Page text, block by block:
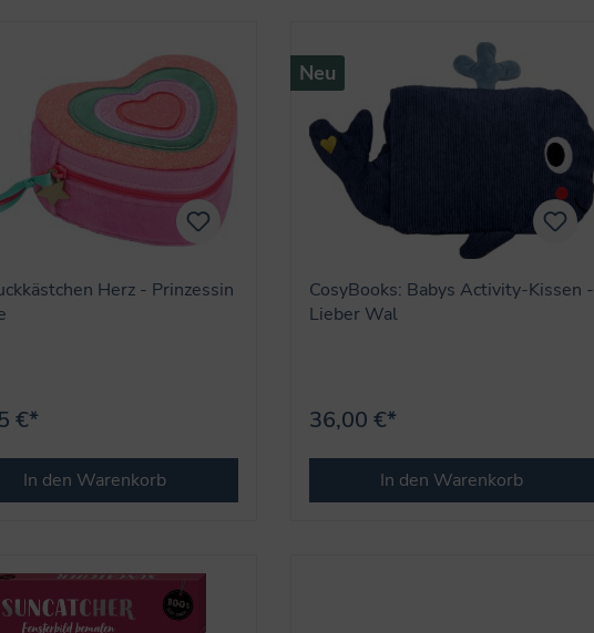
Herz - Prinzessin
€*
In den Warenkorb
Neu
CosyBooks: Babys Activity-Kissen -
Lieber Wal
36,00 €*
In den Warenkorb